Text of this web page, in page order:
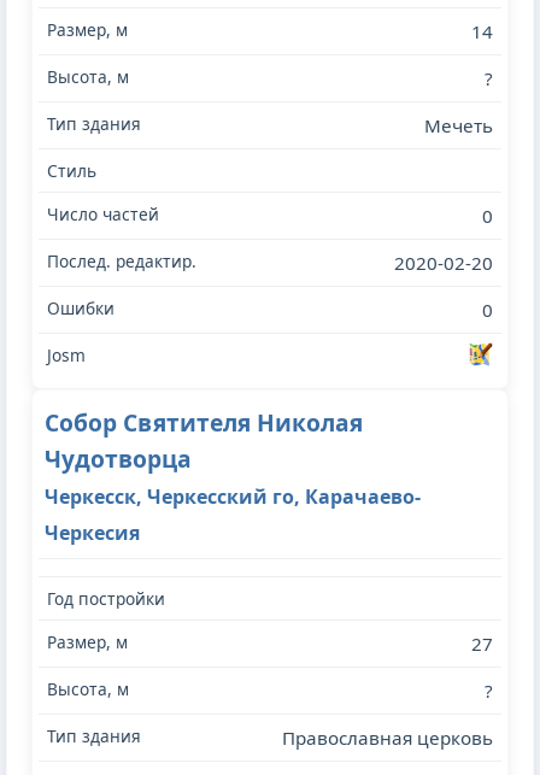
14
?
Мечеть
0
2020-02-20
0
Собор Святителя Николая
Чудотворца
Черкесск, Черкесский го, Карачаево-
Черкесия
27
?
Православная церковь